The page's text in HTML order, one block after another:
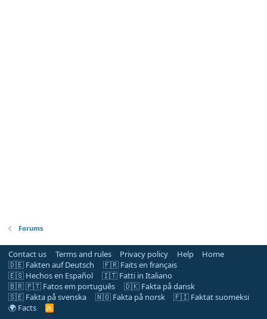
Forums
Contact us Terms and rules Privacy policy Help
Home
🇩🇪 Fakten auf Deutsch
🇫🇷 Faits en français
🇪🇸 Hechos en Español
🇮🇹 Fatti in Italiano
🇧🇷 🇵🇹 Fatos em português
🇩🇰 Fakta på dansk
🇸🇪 Fakta på svenska
🇳🇴 Fakta på norsk
🇫🇮 Faktat suomeksi
🌍 Facts
R